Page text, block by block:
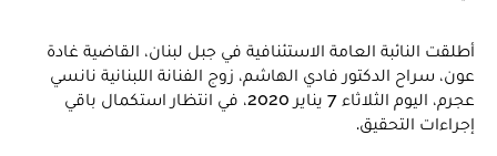
أطلقت النائبة العامة الاستئنافية في جبل لبنان، القاضية غادة
عون، سراح الدكتور فادي الهاشم، زوج الفنانة اللبنانية نانسي
عجرم، اليوم الثلاثاء 7 يناير 2020، في انتظار استكمال باقي
إجراءات التحقيق.